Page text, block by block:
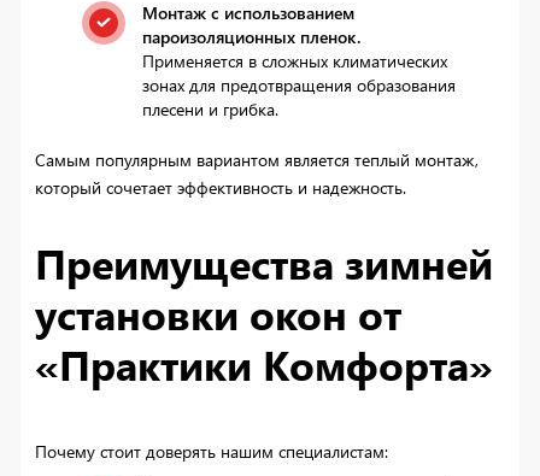
Монтаж с использованием
пароизоляционных пленок.
Применяется в сложных климатических
зонах для предотвращения образования
плесени и грибка.
Самым популярным вариантом является теплый монтаж,
который сочетает эффективность и надежность.
Преимущества зимней
установки окон от
«Практики Комфорта»
Почему стоит доверять нашим специалистам: